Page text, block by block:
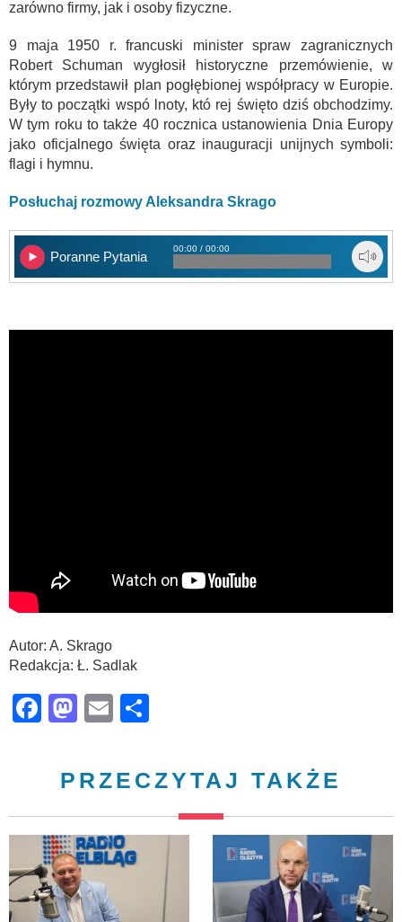
zarówno firmy, jak i osoby fizyczne.
9 maja 1950 r. francuski minister spraw zagranicznych
Robert Schuman wygłosił historyczne przemówienie, w
którym przedstawił plan pogłębionej współpracy w Europie.
Były to początki wspó lnoty, któ rej święto dziś obchodzimy.
W tym roku to także 40 rocznica ustanowienia Dnia Europy
jako oficjalnego święta oraz inauguracji unijnych symboli:
flagi i hymnu.
Posłuchaj rozmowy Aleksandra Skrago
Poranne Pytania
00:00 / 00:00
Autor: A. Skrago
Redakcja: Ł. Sadlak
Facebook
Mastodon
Email
PRZECZYTAJ TAKŻE